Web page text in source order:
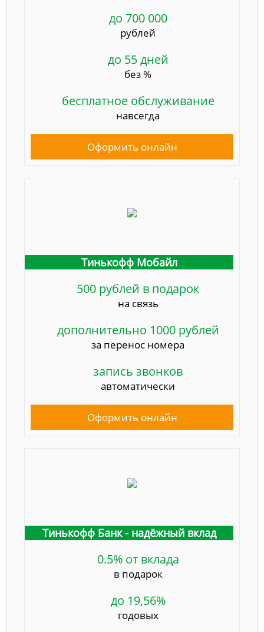
до 700 000
рублей
до 55 дней
без %
бесплатное обслуживание
навсегда
Оформить онлайн
Тинькофф Мобайл
500 рублей в подарок
на связь
дополнительно 1000 рублей
за перенос номера
запись звонков
автоматически
Оформить онлайн
Тинькофф Банк - надёжный вклад
0.5% от вклада
в подарок
до 19,56%
годовых